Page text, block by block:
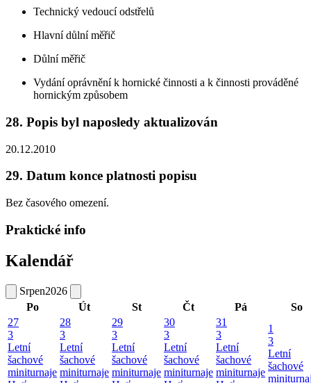
Technický vedoucí odstřelů
Hlavní důlní měřič
Důlní měřič
Vydání oprávnění k hornické činnosti a k činnosti prováděné
hornickým způsobem
28. Popis byl naposledy aktualizován
20.12.2010
29. Datum konce platnosti popisu
Bez časového omezení.
Praktické info
Kalendář
Srpen2026
Po
Út St Čt Pá
So
27
3
Letní
šachové
miniturnaje
28
3
Letní
šachové
miniturnaje
29
3
Letní
šachové
miniturnaje
30
3
Letní
šachové
miniturnaje
31
3
Letní
šachové
miniturnaje
1
3
Letní
šachové